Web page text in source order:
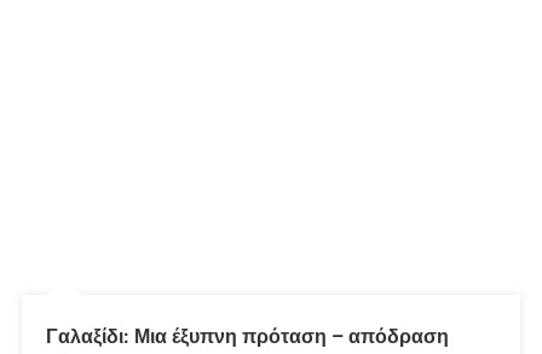
Γαλαξίδι: Μια έξυπνη πρόταση – απόδραση